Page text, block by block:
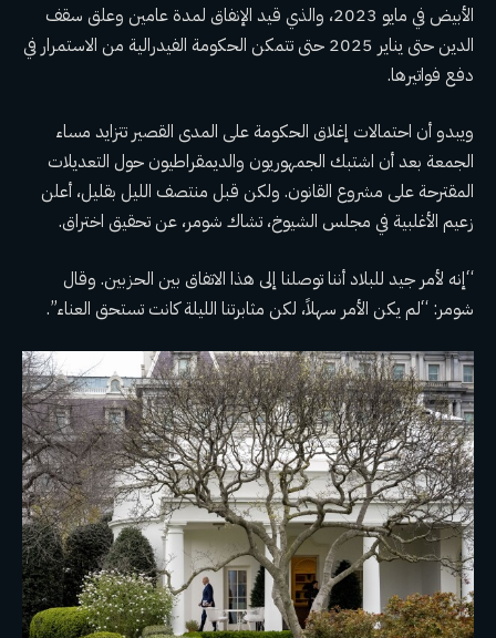
الأبيض في مايو 2023، والذي قيد الإنفاق لمدة عامين وعلق سقف
الدين حتى يناير 2025 حتى تتمكن الحكومة الفيدرالية من الاستمرار في
دفع فواتيرها.
ويبدو أن احتمالات إغلاق الحكومة على المدى القصير تتزايد مساء
الجمعة بعد أن اشتبك الجمهوريون والديمقراطيون حول التعديلات
المقترحة على مشروع القانون. ولكن قبل منتصف الليل بقليل، أعلن
زعيم الأغلبية في مجلس الشيوخ، تشاك شومر، عن تحقيق اختراق.
“إنه لأمر جيد للبلاد أننا توصلنا إلى هذا الاتفاق بين الحزبين. وقال
شومر: “لم يكن الأمر سهلاً، لكن مثابرتنا الليلة كانت تستحق العناء”.